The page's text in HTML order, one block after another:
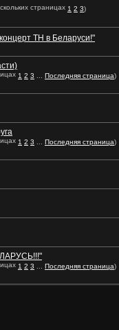
1 2 3)
ТН в Беларуси!"
1 2 3 Последняя страница)
1 2 3 Последняя страница)
1 2 3 Последняя страница)